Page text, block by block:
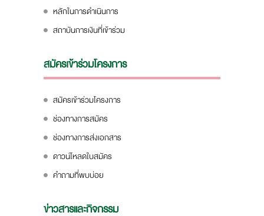
หลักในการดำเนินการ
สถาบันการเงินที่เข้าร่วม
สมัครเข้าร่วมโครงการ
สมัครเข้าร่วมโครงการ
ช่องทางการสมัคร
ช่องทางการส่งเอกสาร
ดาวน์โหลดใบสมัคร
คำถามที่พบบ่อย
ข่าวสารและกิจกรรม